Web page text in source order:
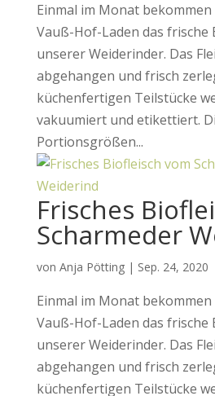
Einmal im Monat bekommen
Vauß-Hof-Laden das frische
unserer Weiderinder. Das
abgehangen und frisch
küchenfertigen Teilstücke
vakuumiert und etikettiert.
Portionsgrößen...
Frisches
Scharmeder
von Anja Pötting| Sep. 24, 2020
Einmal im Monat bekommen
Vauß-Hof-Laden das frische
unserer Weiderinder. Das
abgehangen und frisch
küchenfertigen Teilstücke